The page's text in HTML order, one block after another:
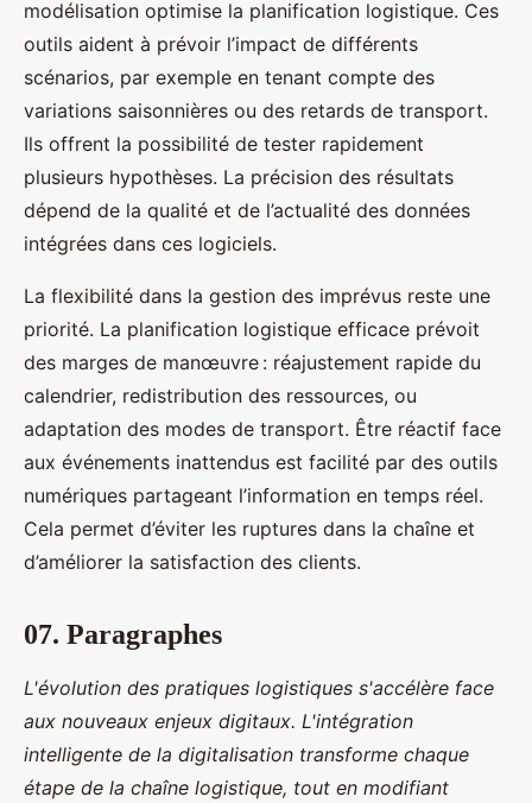
modélisation optimise la planification logistique. Ces
outils aident à prévoir l’impact de différents
scénarios, par exemple en tenant compte des
variations saisonnières ou des retards de transport.
Ils offrent la possibilité de tester rapidement
plusieurs hypothèses. La précision des résultats
dépend de la qualité et de l’actualité des données
intégrées dans ces logiciels.
La flexibilité dans la gestion des imprévus reste une
priorité. La planification logistique efficace prévoit
des marges de manœuvre : réajustement rapide du
calendrier, redistribution des ressources, ou
adaptation des modes de transport. Être réactif face
aux événements inattendus est facilité par des outils
numériques partageant l’information en temps réel.
Cela permet d’éviter les ruptures dans la chaîne et
d’améliorer la satisfaction des clients.
07. Paragraphes
L'évolution des pratiques logistiques s'accélère face
aux nouveaux enjeux digitaux. L'intégration
intelligente de la digitalisation transforme chaque
étape de la chaîne logistique, tout en modifiant